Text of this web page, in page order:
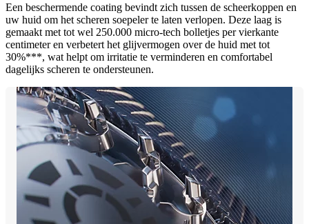
Een beschermende coating bevindt zich tussen de scheerkoppen en
uw huid om het scheren soepeler te laten verlopen. Deze laag is
gemaakt met tot wel 250.000 micro-tech bolletjes per vierkante
centimeter en verbetert het glijvermogen over de huid met tot
30%***, wat helpt om irritatie te verminderen en comfortabel
dagelijks scheren te ondersteunen.